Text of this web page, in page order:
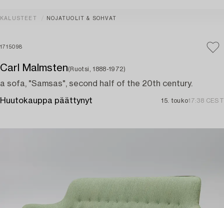
KALUSTEET NOJATUOLIT & SOHVAT
1715098
Carl Malmsten(Ruotsi, 1888-1972)
a sofa, "Samsas", second half of the 20th century.
Huutokauppa päättynyt 15. touko17:38 CEST